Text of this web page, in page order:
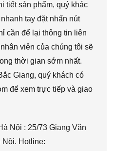
tiết sản phẩm, quý khác
tay đặt nhấn nút
cần để lại thông tin liên
viên của chúng tôi sẽ
thời gian sớm nhất.
Giang, quý khách có
để xem trực tiếp và giao
Nội : 25/73 Giang Văn
Nội. Hotline: